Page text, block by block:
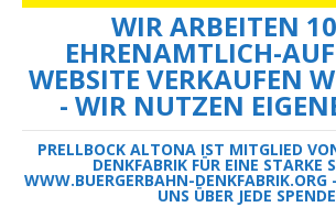
WIR ARBEITEN
EHRENAMTLICH-
WEBSITE VERKAUFEN
- WIR NUTZEN
PRELLBOCK ALTONA IST MITGLIED
DENKFABRIK FÜR EINE STARKE
WWW.BUERGERBAHN-DENKFABRIK.ORG
UNS ÜBER JEDE SPENDE